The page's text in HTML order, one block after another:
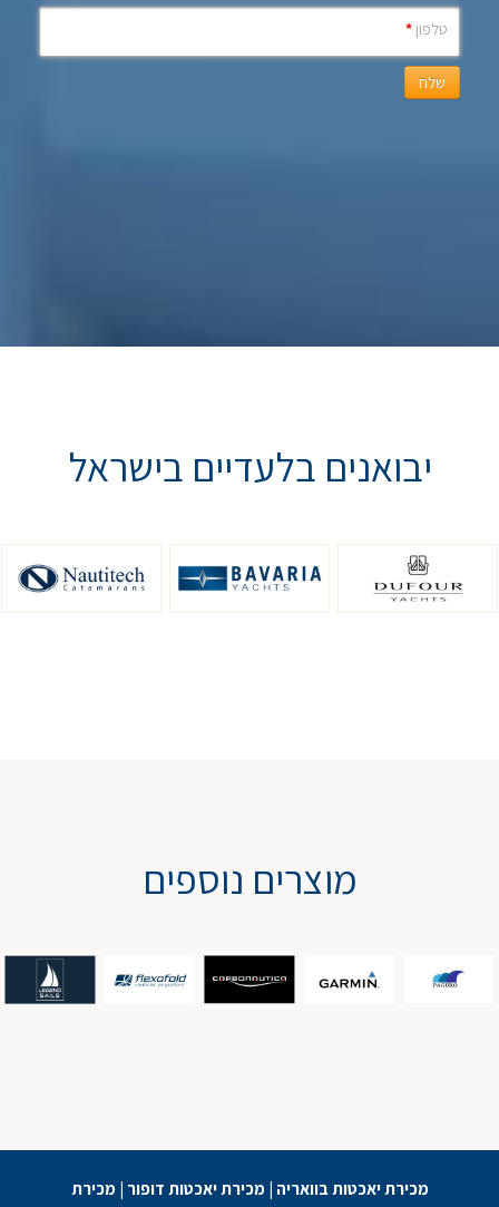
טלפון *
שלח
יבואנים בלעדיים בישראל
מוצרים נוספים
מכירת יאכטות בוואריה | מכירת יאכטות דופור | מכירת